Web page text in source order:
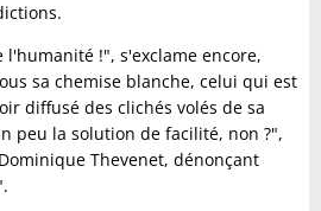
l'humanité !", s'exclame encore,
sa chemise blanche, celui qui est
diffusé des clichés volés de sa
peu la solution de facilité, non ?",
Thevenet, dénonçant